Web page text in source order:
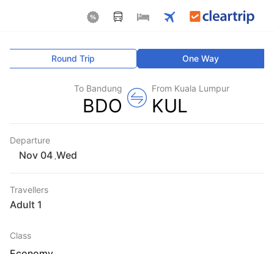
One Way
Round Trip
From Kuala Lumpur
KUL
To Bandung
BDO
Departure
Wed
Travellers
1 Adult
Class